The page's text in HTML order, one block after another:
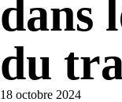
dans
du
18 octobre 2024